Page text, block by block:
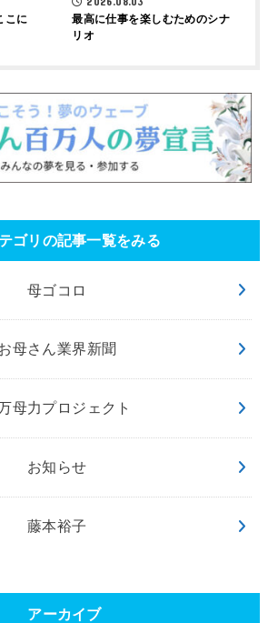
こに
最高に仕事を楽しむためのシナ
リオ
ゴリの記事一覧をみる
母ゴコロ
母さん業界新聞
母力プロジェクト
お知らせ
藤本裕子
アーカイブ